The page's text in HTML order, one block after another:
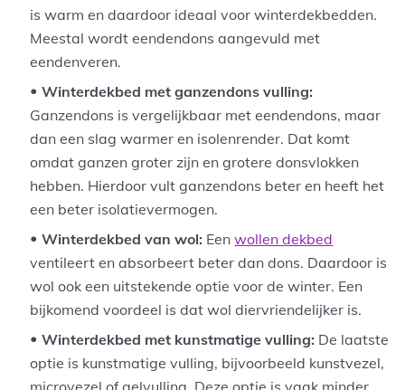
is warm en daardoor ideaal voor winterdekbedden.
Meestal wordt eendendons aangevuld met
eendenveren.
Winterdekbed met ganzendons vulling:
Ganzendons is vergelijkbaar met eendendons, maar
dan een slag warmer en isolenrender. Dat komt
omdat ganzen groter zijn en grotere donsvlokken
hebben. Hierdoor vult ganzendons beter en heeft het
een beter isolatievermogen.
Winterdekbed van wol: Eenwollen dekbed
ventileert en absorbeert beter dan dons. Daardoor is
wol ook een uitstekende optie voor de winter. Een
bijkomend voordeel is dat wol diervriendelijker is.
Winterdekbed met kunstmatige vulling: De laatste
optie is kunstmatige vulling, bijvoorbeeld kunstvezel,
microvezel of gelvulling. Deze optie is vaak minder